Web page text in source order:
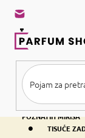
sadržaj
BESPLATNA
POZNATIH MIRISA
• TISUĆE